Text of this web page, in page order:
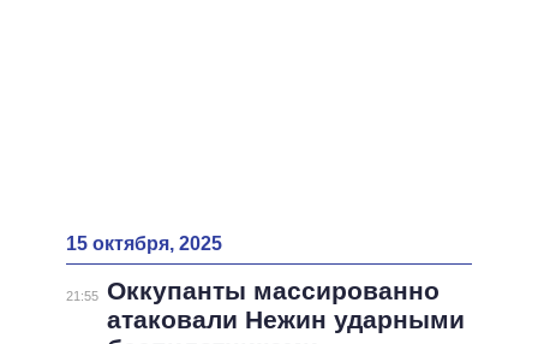
15 октября, 2025
21:55 Оккупанты массированно
атаковали Нежин ударными